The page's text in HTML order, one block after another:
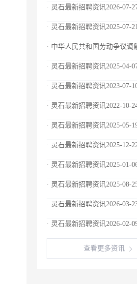
· 灵石最新招聘资讯2026-07-
· 灵石最新招聘资讯2025-07-
· 中华人民共和国劳动争议调
· 灵石最新招聘资讯2025-04-
· 灵石最新招聘资讯2023-07-
· 灵石最新招聘资讯2022-10-
· 灵石最新招聘资讯2025-05-
· 灵石最新招聘资讯2025-12-
· 灵石最新招聘资讯2025-01-
· 灵石最新招聘资讯2025-08-
· 灵石最新招聘资讯2026-03-
· 灵石最新招聘资讯2026-02-
查看更多资讯